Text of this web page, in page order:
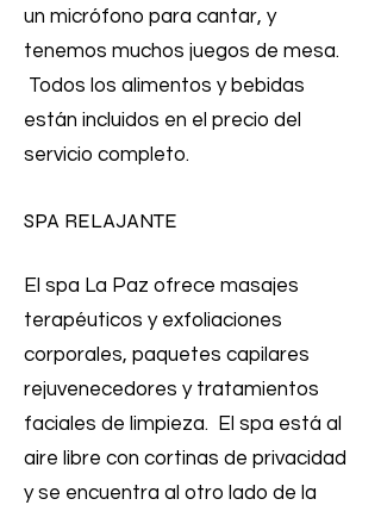
un micrófono para cantar, y
tenemos muchos juegos de mesa.
Todos los alimentos y bebidas
están incluidos en el precio del
servicio completo.
SPA RELAJANTE
El spa La Paz ofrece masajes
terapéuticos y exfoliaciones
corporales, paquetes capilares
rejuvenecedores y tratamientos
faciales de limpieza. El spa está al
aire libre con cortinas de privacidad
y se encuentra al otro lado de la